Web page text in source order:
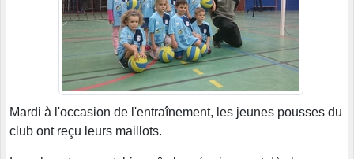
Mardi à l'occasion de l'entraînement, les jeunes pousses du
club ont reçu leurs maillots.